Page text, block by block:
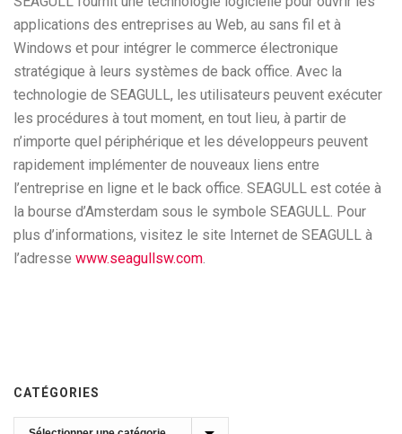
applications des entreprises au Web, au sans fil et à
Windows et pour intégrer le commerce électronique
stratégique à leurs systèmes de back office. Avec la
technologie de SEAGULL, les utilisateurs peuvent exécuter
les procédures à tout moment, en tout lieu, à partir de
n’importe quel périphérique et les développeurs peuvent
rapidement implémenter de nouveaux liens entre
l’entreprise en ligne et le back office. SEAGULL est cotée à
la bourse d’Amsterdam sous le symbole SEAGULL. Pour
plus d’informations, visitez le site Internet de SEAGULL à
l’adresse www.seagullsw.com.
CATÉGORIES
Catégories